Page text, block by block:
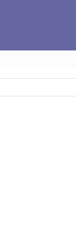
Między